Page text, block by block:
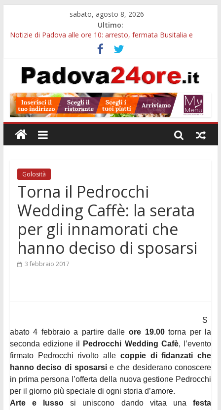
sabato, agosto 8, 2026
Ultimo:
Notizie di Padova alle ore 10: arresto, fermata Busitalia e
Notizie di Padova alle ore 23: maltrattamenti, arresto a
Limena e progetto Cool Shop
Bando sicurezza urbana Veneto: 650mila euro per Comuni e
Sicurezza esodo estivo Padova: più controlli su strade, stazioni
e treni
Bonus trasporto pubblico Veneto: 200 euro per l’abbonamento
annuale
Golosità
Torna il Pedrocchi
Wedding Caffè: la serata
per gli innamorati che
hanno deciso di sposarsi
3 febbraio 2017
S
abato 4 febbraioa partire dalleore 19.00torna per la
seconda edizione il
Pedrocchi Wedding Cafè, l’evento
firmato Pedrocchi rivolto alle coppie di fidanzati che
hanno deciso di sposarsie che desiderano conoscere
in prima persona l’offerta della nuova gestione Pedrocchi
per il giorno più speciale di ogni storia d’amore.
Arte e lusso si uniscono dando vitaa unafesta